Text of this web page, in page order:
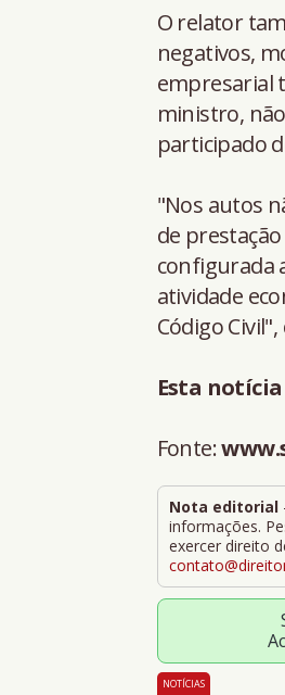
O relator
negativos,
empresarial
ministro,
participado
"Nos autos
de
configurada
atividade
Código
Esta notícia
Fonte:
Nota editorial
informações.
exercer direito
NOTÍCIAS